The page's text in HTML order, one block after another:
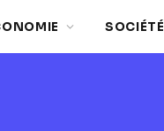
SOCIÉTÉ